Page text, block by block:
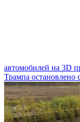
автомобилей на 3D
Трампа остановлено